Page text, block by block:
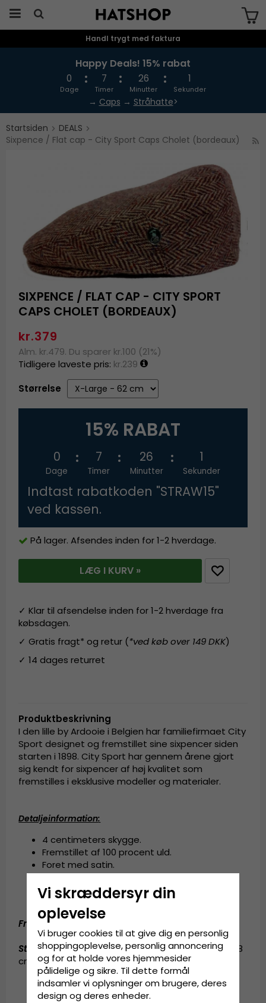
Produktet er blevet tilføjet til din
Handl trygt med faktura
Happy Deals! 15% rabat
0
Dage
7
Timer
26
Minutter
1
Sekunder
→ Caps → Stråhatte>
Startsiden
DEALS
Sixpence / Flat cap - City Sport Caps Cholet (bordeaux)
SIXPENCE / FLAT CAP - CITY SPORT
CAPS CHOLET (BORDEAUX)
kr.379
Alm. kr.479. Du sparer kr.100 (21%)
Tidligere laveste pris: kr.239
Størrelse
15% RABAT
0
Dage
7
Timer
26
Minutter
1
Sekunder
Indtast rabatkoden "STRAW15"
ved kassen.
På lager. Afsendes inden for 1-2 hverdage.
LÆG I KURV »
✓ Klar til afsendelse inden for 1-2 hverdage fra
købsdagen.
✓ Gratis fragt* og retur (*ved køb over 149 DKK)
✓ 14 dages returret
Produktbeskrivning
I den lille by Ardooie i Belgien har familiefirmaet City
Sport designet og fremstillet sine sixpencer siden
starten i 1898. City Sport har gennem årene gjort
sig kendt for sixpencer af høj kvalitet som
fremstilles i eksklusive modeller og materialer.
Detaljeinformation:
4 centimeters skygge.
Fremstillet af 100 procent uld.
Foret med satin.
Svedbånd af grosgrain.
City Sport Caps-pin på siden.
Håndlavet i Belgien.
Fremstillet af
Størrelsesinformation:Small - 56 cm. Medium - 58
cm. Large - 60 cm. X-Large - 62 cm.
Vi skræddersyr din
oplevelse
Vi bruger cookies til at give dig en personlig
shoppingoplevelse, personlig annoncering
og for at holde vores hjemmesider
pålidelige og sikre. Til dette formål
indsamler vi oplysninger om brugere, deres
design og deres enheder.